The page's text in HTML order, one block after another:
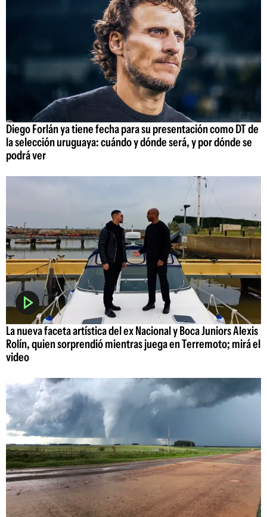
Diego Forlán ya tiene fecha para su presentación como DT de
la selección uruguaya: cuándo y dónde será, y por dónde se
podrá ver
La nueva faceta artística del ex Nacional y Boca Juniors Alexis
Rolín, quien sorprendió mientras juega en Terremoto; mirá el
video